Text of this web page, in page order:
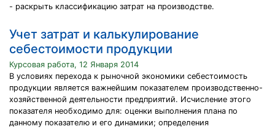
- раскрыть классификацию затрат на производстве.
Учет затрат и калькулирование
себестоимости продукции
Курсовая работа, 12 Января 2014
В условиях перехода к рыночной экономики себестоимость
продукции является важнейшим показателем производственно-
хозяйственной деятельности предприятий. Исчисление этого
показателя необходимо для: оценки выполнения плана по
данному показателю и его динамики; определения